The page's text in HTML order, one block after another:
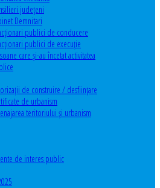
judeţeni
Demnitari
publici de conducere
publici de execuție
care şi-au încetat activitatea
de construire / desființare
de urbanism
teritoriului şi urbanism
de interes public